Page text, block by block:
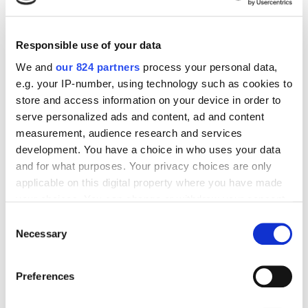
Responsible use of your data
We and our 824 partners process your personal data,
e.g. your IP-number, using technology such as cookies to
store and access information on your device in order to
serve personalized ads and content, ad and content
measurement, audience research and services
development. You have a choice in who uses your data
and for what purposes. Your privacy choices are only
applicable on this digital property where you have made
the Privacy trigger icon.
Collect information about your geographical
Selection
Necessary
Preferences
das mit seinem beeindruckenden Design,
fortschrittlichem Triple-Kamerasystem eine
Tauche ein in die Perfektion der Technik und erlebe
die Zukunft der Smartphones mit dem iPhone 14
Plus in deinen Händen.